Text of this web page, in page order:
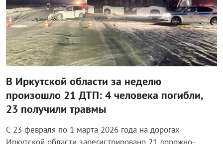
В Иркутской области за неделю
произошло 21 ДТП: 4 человека погибли,
23 получили травмы
С 23 февраля по 1 марта 2026 года на дорогах